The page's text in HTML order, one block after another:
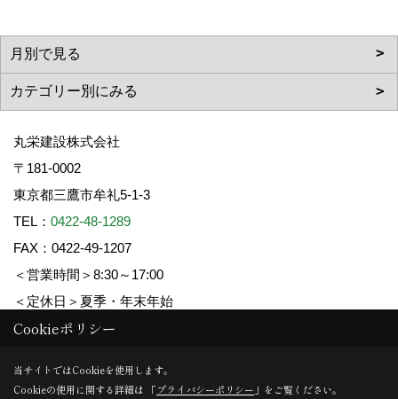
丸栄建設株式会社
〒181-0002
東京都三鷹市牟礼5-1-3
TEL： 0422-48-1289
FAX：0422-49-1207
＜営業時間＞8:30～17:00
＜定休日＞夏季・年末年始
Copyright (c) 丸栄建設. All Rights Reserved.
Produced byゴデスクリエイト
Cookieポリシー
当サイトではCookieを使用します。
Cookieの使用に関する詳細は 「プライバシーポリシー 」をご覧ください。